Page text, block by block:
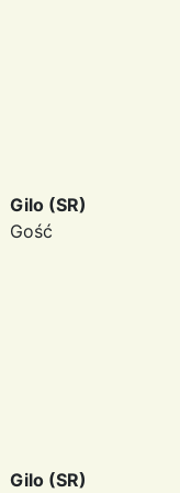
Gilo (SR)
Gość
Gilo (SR)